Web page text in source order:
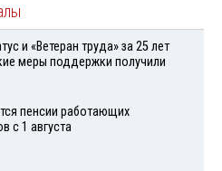
и «Ветеран труда» за 25 лет
меры поддержки получили
пенсии работающих
с 1 августа